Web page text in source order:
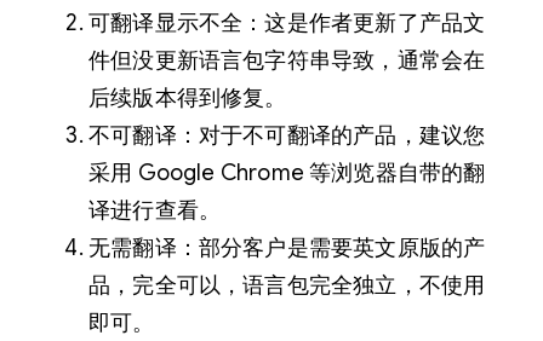
可翻译显示不全：这是作者更新了产品文
件但没更新语言包字符串导致，通常会在
后续版本得到修复。
不可翻译：对于不可翻译的产品，建议您
采用 Google Chrome 等浏览器自带的翻
译进行查看。
无需翻译：部分客户是需要英文原版的产
品，完全可以，语言包完全独立，不使用
即可。